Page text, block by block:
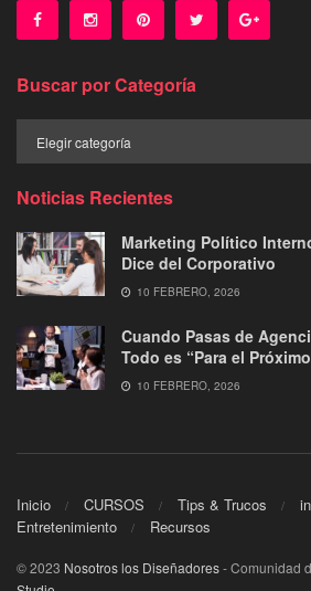
Buscar por Categoría
por
Noticias Recientes
Marketing Político
Dice del Corporativo
10 FEBRERO, 2026
Cuando Pasas de
Todo es “Para el
10 FEBRERO, 2026
Inicio CURSOS Tips & Trucos
Entretenimiento
Recursos
© 2023 Nosotros los Diseñadores- Comunidad